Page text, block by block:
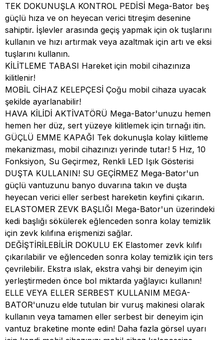
TEK DOKUNUŞLA KONTROL PEDİSİ Mega-Bator beş
güçlü hıza ve on heyecan verici titreşim desenine
sahiptir. İşlevler arasında geçiş yapmak için ok tuşlarını
kullanın ve hızı artırmak veya azaltmak için artı ve eksi
tuşlarını kullanın.
KİLİTLEME TABASI Hareket için mobil cihazınıza
kilitlenir!
MOBİL CİHAZ KELEPÇESİ Çoğu mobil cihaza uyacak
şekilde ayarlanabilir!
HAVA KİLİDİ ​​AKTİVATÖRÜ Mega-Bator'unuzu hemen
hemen her düz, sert yüzeye kilitlemek için tırnağı itin.
GÜÇLÜ EMME KAPAĞI Tek dokunuşla kolay kilitleme
mekanizması, mobil cihazınızı yerinde tutar! 5 Hız, 10
Fonksiyon, Su Geçirmez, Renkli LED Işık Gösterisi
DUŞTA KULLANIN! SU GEÇİRMEZ Mega-Bator'un
güçlü vantuzunu banyo duvarına takın ve duşta
heyecan verici eller serbest hareketin keyfini çıkarın.
ELASTOMER ZEVK BAŞLIĞI Mega-Bator'un üzerindeki
kedi başlığı sökülerek eğlenceden sonra kolay temizlik
için zevk kılıfına erişmenizi sağlar.
DEĞİŞTİRİLEBİLİR DOKULU EK Elastomer zevk kılıfı
çıkarılabilir ve eğlenceden sonra kolay temizlik için ters
çevrilebilir. Ekstra ıslak, ekstra vahşi bir deneyim için
yerleştirmeden önce bol miktarda yağlayıcı kullanın!
ELLE VEYA ELLER SERBEST KULLANIM MEGA-
BATOR'unuzu elde tutulan bir vuruş makinesi olarak
kullanın veya tamamen eller serbest bir deneyim için
vantuz braketine monte edin! Daha fazla görsel uyarı